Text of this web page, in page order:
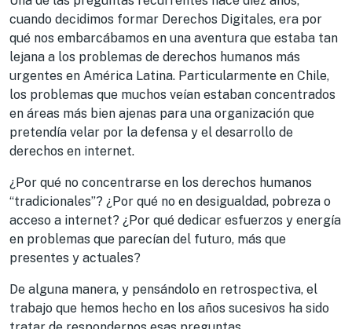
cuando decidimos formar Derechos Digitales, era por
qué nos embarcábamos en una aventura que estaba tan
lejana a los problemas de derechos humanos más
urgentes en América Latina. Particularmente en Chile,
los problemas que muchos veían estaban concentrados
en áreas más bien ajenas para una organización que
pretendía velar por la defensa y el desarrollo de
derechos en internet.
¿Por qué no concentrarse en los derechos humanos
“tradicionales”? ¿Por qué no en desigualdad, pobreza o
acceso a internet? ¿Por qué dedicar esfuerzos y energía
en problemas que parecían del futuro, más que
presentes y actuales?
De alguna manera, y pensándolo en retrospectiva, el
trabajo que hemos hecho en los años sucesivos ha sido